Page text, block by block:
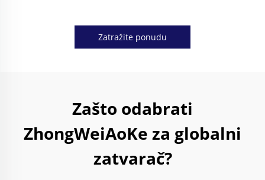
Zatražite ponudu
Zašto odabrati
ZhongWeiAoKe za globalni
zatvarač?